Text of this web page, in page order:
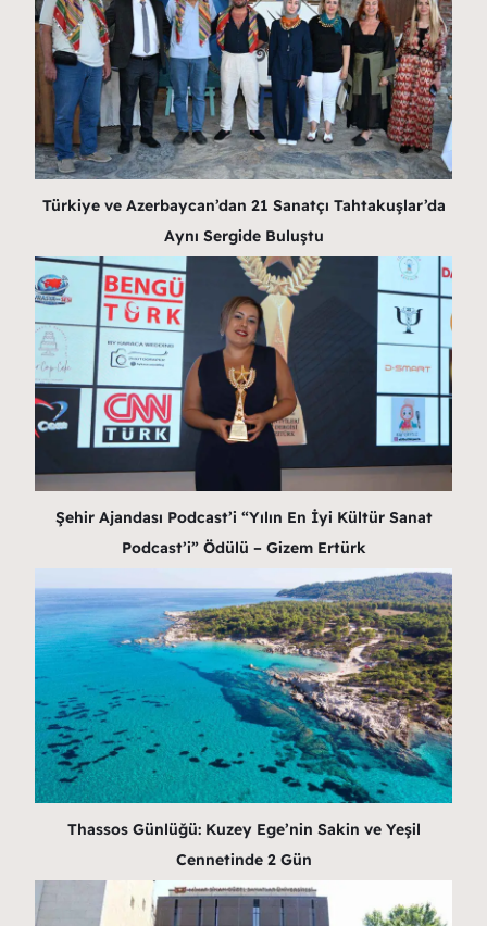
Türkiye ve Azerbaycan’dan 21 Sanatçı Tahtakuşlar’da
Aynı Sergide Buluştu
Şehir Ajandası Podcast’i “Yılın En İyi Kültür Sanat
Podcast’i” Ödülü – Gizem Ertürk
Thassos Günlüğü: Kuzey Ege’nin Sakin ve Yeşil
Cennetinde 2 Gün